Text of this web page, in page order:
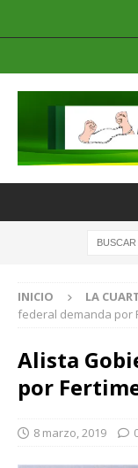
INICIO LA
federal demanda por
Alista
por
8 marzo, 2019